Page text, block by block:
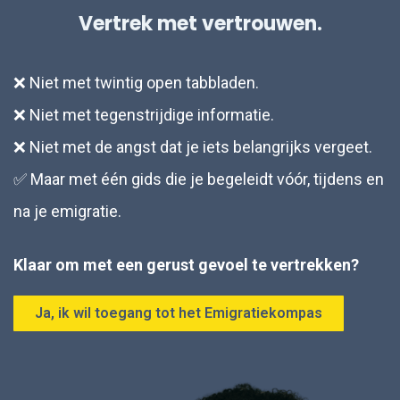
Vertrek met vertrouwen.
❌ Niet met twintig open tabbladen.
❌ Niet met tegenstrijdige informatie.
❌ Niet met de angst dat je iets belangrijks vergeet.
✅ Maar met één gids die je begeleidt vóór, tijdens en
na je emigratie.
Klaar om met een gerust gevoel te vertrekken?
Ja, ik wil toegang tot het Emigratiekompas